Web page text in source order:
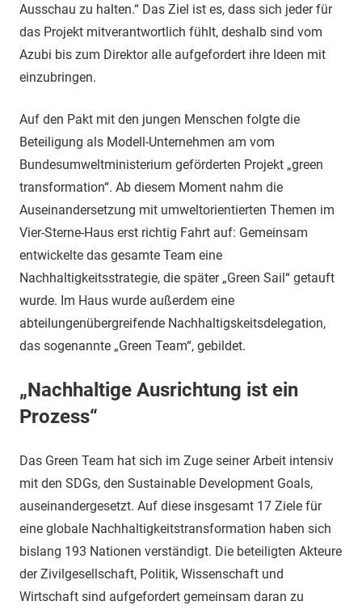
Ausschau zu halten.“ Das Ziel ist es, dass sich jeder für
das Projekt mitverantwortlich fühlt, deshalb sind vom
Azubi bis zum Direktor alle aufgefordert ihre Ideen mit
einzubringen.
Auf den Pakt mit den jungen Menschen folgte die
Beteiligung als Modell-Unternehmen am vom
Bundesumweltministerium geförderten Projekt „green
transformation“. Ab diesem Moment nahm die
Auseinandersetzung mit umweltorientierten Themen im
Vier-Sterne-Haus erst richtig Fahrt auf: Gemeinsam
entwickelte das gesamte Team eine
Nachhaltigkeitsstrategie, die später „Green Sail“ getauft
wurde. Im Haus wurde außerdem eine
abteilungenübergreifende Nachhaltigskeitsdelegation,
das sogenannte „Green Team“, gebildet.
„Nachhaltige Ausrichtung ist ein
Prozess“
Das Green Team hat sich im Zuge seiner Arbeit intensiv
mit den SDGs, den Sustainable Development Goals,
auseinandergesetzt. Auf diese insgesamt 17 Ziele für
eine globale Nachhaltigkeitstransformation haben sich
bislang 193 Nationen verständigt. Die beteiligten Akteure
der Zivilgesellschaft, Politik, Wissenschaft und
Wirtschaft sind aufgefordert gemeinsam daran zu